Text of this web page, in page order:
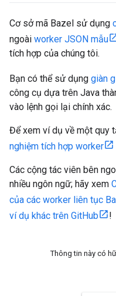
Cơ sở mã Bazel sử dụng
ngoài worker JSON mẫu
tích hợp của chúng tôi.
Bạn có thể sử dụng giàn
công cụ dựa trên Java
vào lệnh gọi lại chính xác.
Để xem ví dụ về một quy
nghiệm tích hợp worker
Các cộng tác viên bên
nhiều ngôn ngữ; hãy xem
của các worker liên tục
ví dụ khác trên GitHub
!
Thông tin này có